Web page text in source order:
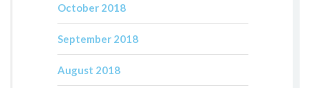
October 2018
September 2018
August 2018